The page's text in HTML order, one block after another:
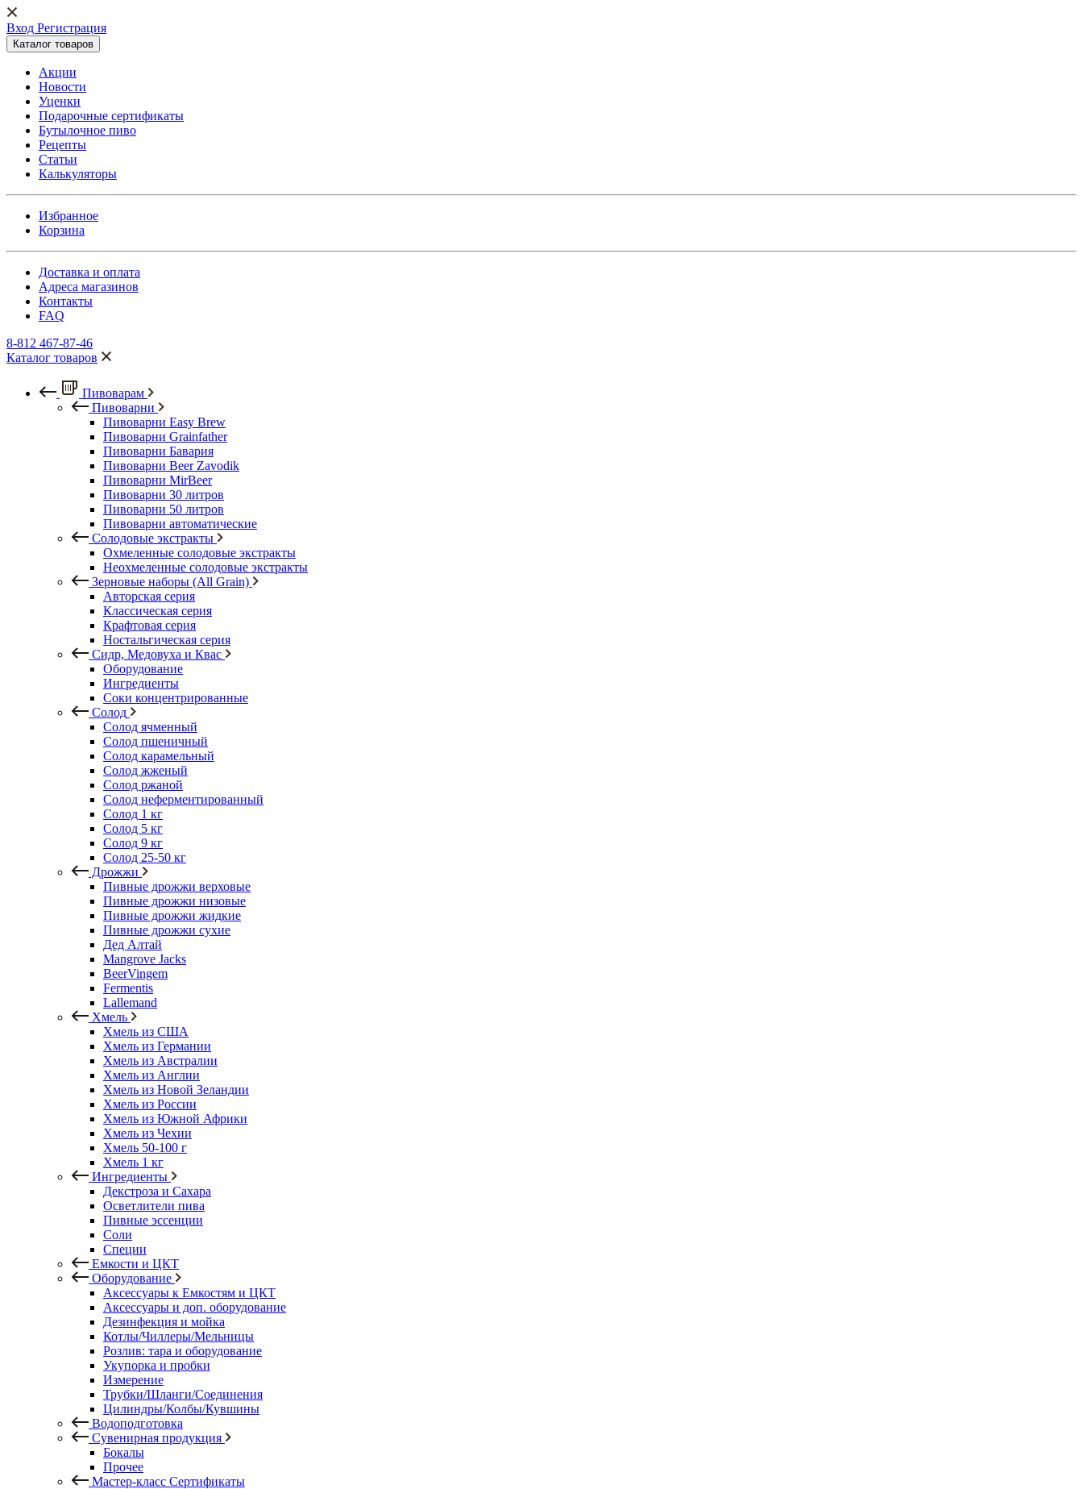
Вход Регистрация
Каталог товаров
Акции
Новости
Уценки
Подарочные сертификаты
Бутылочное пиво
Рецепты
Статьи
Калькуляторы
Избранное
Корзина
Доставка и оплата
Адреса магазинов
Контакты
FAQ
8-812 467-87-46
Каталог товаров
Пивоварам
Пивоварни
Пивоварни Easy Brew
Пивоварни Grainfather
Пивоварни Бавария
Пивоварни Beer Zavodik
Пивоварни MirBeer
Пивоварни 30 литров
Пивоварни 50 литров
Пивоварни автоматические
Солодовые экстракты
Охмеленные солодовые экстракты
Неохмеленные солодовые экстракты
Зерновые наборы (All Grain)
Авторская серия
Классическая серия
Крафтовая серия
Ностальгическая серия
Сидр, Медовуха и Квас
Оборудование
Ингредиенты
Соки концентрированные
Солод
Солод ячменный
Солод пшеничный
Солод карамельный
Солод жженый
Солод ржаной
Солод неферментированный
Солод 1 кг
Солод 5 кг
Солод 9 кг
Солод 25-50 кг
Дрожжи
Пивные дрожжи верховые
Пивные дрожжи низовые
Пивные дрожжи жидкие
Пивные дрожжи сухие
Дед Алтай
Mangrove Jacks
BeerVingem
Fermentis
Lallemand
Хмель
Хмель из США
Хмель из Германии
Хмель из Австралии
Хмель из Англии
Хмель из Новой Зеландии
Хмель из России
Хмель из Южной Африки
Хмель из Чехии
Хмель 50-100 г
Хмель 1 кг
Ингредиенты
Декстроза и Сахара
Осветлители пива
Пивные эссенции
Соли
Специи
Емкости и ЦКТ
Оборудование
Аксессуары к Емкостям и ЦКТ
Аксессуары и доп. оборудование
Дезинфекция и мойка
Котлы/Чиллеры/Мельницы
Розлив: тара и оборудование
Укупорка и пробки
Измерение
Трубки/Шланги/Соединения
Цилиндры/Колбы/Кувшины
Водоподготовка
Сувенирная продукция
Бокалы
Прочее
Мастер-класс Сертификаты